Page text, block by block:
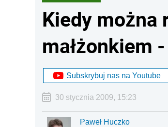
Kiedy można
małżonkiem
Subskrybuj nas na Youtube
30 stycznia 2009, 15:23
Paweł Huczko